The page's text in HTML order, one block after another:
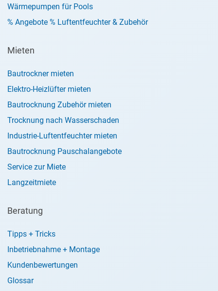
Wärmepumpen für Pools
% Angebote % Luftentfeuchter & Zubehör
Mieten
Bautrockner mieten
Elektro-Heizlüfter mieten
Bautrocknung Zubehör mieten
Trocknung nach Wasserschaden
Industrie-Luftentfeuchter mieten
Bautrocknung Pauschalangebote
Service zur Miete
Langzeitmiete
Beratung
Tipps + Tricks
Inbetriebnahme + Montage
Kundenbewertungen
Glossar